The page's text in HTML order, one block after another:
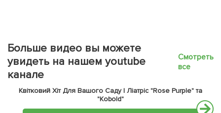
Больше видео вы можете
увидеть на нашем youtube
канале
Смотреть
все
Квітковий Хіт Для Вашого Саду | Ліатріс "Rose Purple" та
"Kobold"